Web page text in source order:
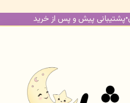
•پشتیبانی پیش و پس از خرید